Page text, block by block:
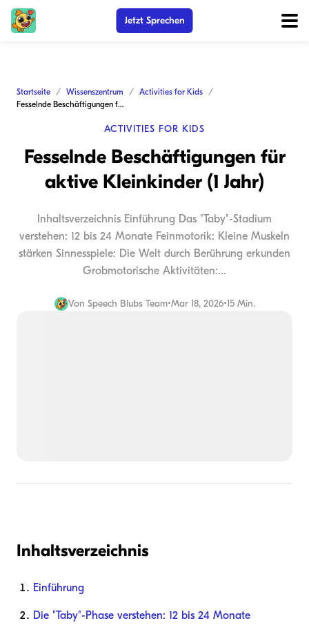
Jetzt Sprechen
Startseite Wissenszentrum
Activities for Kids
Fesselnde Beschäftigungen für aktive Kleinkinder (1 Jahr)
ACTIVITIES FOR KIDS
Fesselnde Beschäftigungen für
aktive Kleinkinder (1 Jahr)
Inhaltsverzeichnis Einführung Das "Taby"-Stadium
verstehen: 12 bis 24 Monate Feinmotorik: Kleine Muskeln
stärken Sinnesspiele: Die Welt durch Berührung erkunden
Grobmotorische Aktivitäten:...
Von Speech Blubs Team•Mar 18, 2026•15 Min.
Inhaltsverzeichnis
Einführung
Die "Taby"-Phase verstehen: 12 bis 24 Monate